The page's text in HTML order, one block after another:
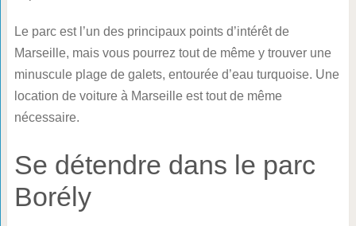
Le parc est l’un des principaux points d’intérêt de
Marseille, mais vous pourrez tout de même y trouver une
minuscule plage de galets, entourée d’eau turquoise. Une
location de voiture à Marseille est tout de même
nécessaire.
Se détendre dans le parc
Borély